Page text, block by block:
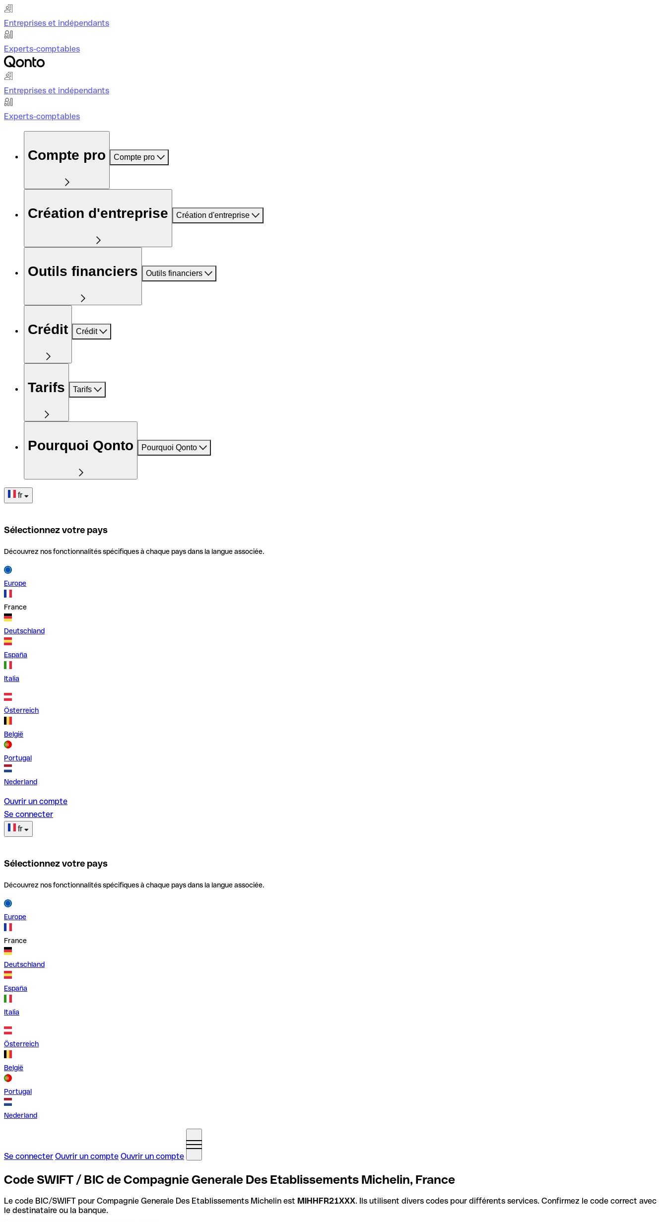
Entreprises et indépendants
Experts-comptables
Entreprises et indépendants
Experts-comptables
Compte pro Compte pro
Création d'entreprise Création d'entreprise
Outils financiers Outils financiers
Crédit Crédit
Tarifs Tarifs
Pourquoi Qonto Pourquoi Qonto
fr
Sélectionnez votre pays
Découvrez nos fonctionnalités spécifiques à chaque pays dans la langue associée.
Europe
France
Deutschland
España
Italia
Österreich
België
Portugal
Nederland
Ouvrir un compte
Se connecter
fr
Sélectionnez votre pays
Découvrez nos fonctionnalités spécifiques à chaque pays dans la langue associée.
Europe
France
Deutschland
España
Italia
Österreich
België
Portugal
Nederland
Se connecter Ouvrir un compte Ouvrir un compte
Code SWIFT / BIC de Compagnie Generale Des Etablissements Michelin, France
Le code BIC/SWIFT pour Compagnie Generale Des Etablissements Michelin est MIHHFR21XXX. Ils utilisent divers codes pour différents services. Confirmez le code correct avec
le destinataire ou la banque.